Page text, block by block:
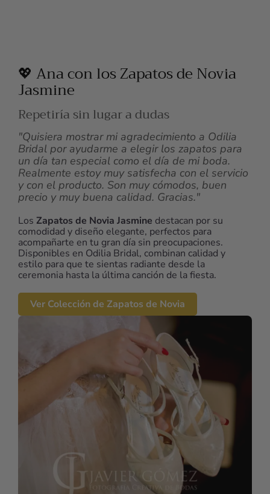
💖 Ana con los Zapatos de Novia
Jasmine
Repetiría sin lugar a dudas
"Quisiera mostrar mi agradecimiento a Odilia
Bridal por ayudarme a elegir los zapatos para
un día tan especial como el día de mi boda.
Realmente estoy muy satisfecha con el servicio
y con el producto. Son muy cómodos, buen
precio y muy buena calidad. Gracias."
Los Zapatos de Novia Jasmine destacan por su
comodidad y diseño elegante, perfectos para
acompañarte en tu gran día sin preocupaciones.
Disponibles en Odilia Bridal, combinan calidad y
estilo para que te sientas radiante desde la
ceremonia hasta la última canción de la fiesta.
Ver Colección de Zapatos de Novia